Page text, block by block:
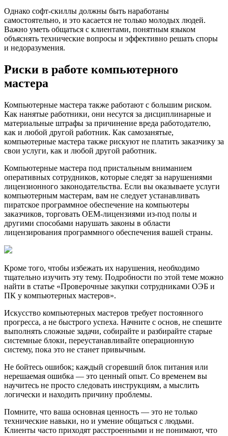
Однако софт-скиллы должны быть наработаны
самостоятельно, и это касается не только молодых людей.
Важно уметь общаться с клиентами, понятным языком
объяснять технические вопросы и эффективно решать споры
и недоразумения.
Риски в работе компьютерного
мастера
Компьютерные мастера также работают с большим риском.
Как нанятые работники, они несутся за дисциплинарные и
материальные штрафы за причинение вреда работодателю,
как и любой другой работник. Как самозанятые,
компьютерные мастера также рискуют не платить заказчику за
свои услуги, как и любой другой работник.
Компьютерные мастера под пристальным вниманием
оперативных сотрудников, которые следят за нарушениями
лицензионного законодательства. Если вы оказываете услуги
компьютерным мастерам, вам не следует устанавливать
пиратское программное обеспечение на компьютеры
заказчиков, торговать OEM-лицензиями из-под полы и
другими способами нарушать законы в области
лицензирования программного обеспечения вашей страны.
Кроме того, чтобы избежать их нарушения, необходимо
тщательно изучить эту тему. Подробности по этой теме можно
найти в статье «Проверочные закупки сотрудниками ОЭБ и
ПК у компьютерных мастеров».
Искусство компьютерных мастеров требует постоянного
прогресса, а не быстрого успеха. Начните с основ, не спешите
выполнять сложные задачи, собирайте и разбирайте старые
системные блоки, переустанавливайте операционную
систему, пока это не станет привычным.
Не бойтесь ошибок; каждый сгоревший блок питания или
нерешаемая ошибка — это ценный опыт. Со временем вы
научитесь не просто следовать инструкциям, а мыслить
логически и находить причину проблемы.
Помните, что ваша основная ценность — это не только
технические навыки, но и умение общаться с людьми.
Клиенты часто приходят расстроенными и не понимают, что